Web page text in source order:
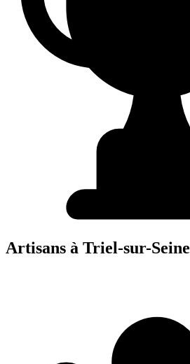
Artisans à Triel-sur-Seine